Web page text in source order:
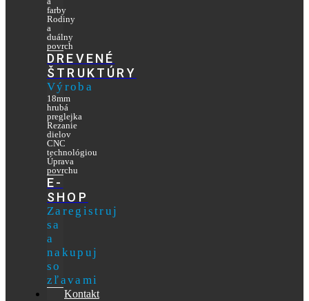
farby
Rodiny
a
duálny
povrch
DREVENÉ
ŠTRUKTÚRY
Výroba
18mm
hrubá
preglejka
Rezanie
dielov
CNC
technológiou
Úprava
povrchu
E-
SHOP
Zaregistruj
sa
a
nakupuj
so
zľavami
Kontakt